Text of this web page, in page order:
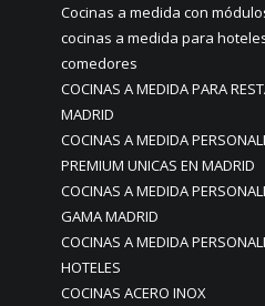
Cocinas a medida con
cocinas a medida para
comedores
COCINAS A MEDIDA PARA
MADRID
COCINAS A MEDIDA
PREMIUM UNICAS EN MADRID
COCINAS A MEDIDA
GAMA MADRID
COCINAS A MEDIDA
HOTELES
COCINAS ACERO INOX